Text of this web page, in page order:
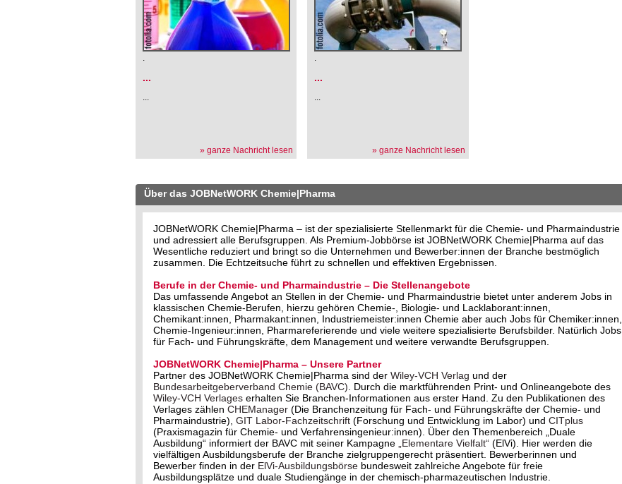
.
...
...
» ganze Nachricht lesen
.
...
...
» ganze Nachricht lesen
Über das JOBNetWORK Chemie|Pharma
JOBNetWORK Chemie|Pharma – ist der spezialisierte Stellenmarkt für die Chemie- und Pharmaindustrie
und adressiert alle Berufsgruppen. Als Premium-Jobbörse ist JOBNetWORK Chemie|Pharma auf das
Wesentliche reduziert und bringt so die Unternehmen und Bewerber:innen der Branche bestmöglich
zusammen. Die Echtzeitsuche führt zu schnellen und effektiven Ergebnissen.
Berufe in der Chemie- und Pharmaindustrie – Die Stellenangebote
Das umfassende Angebot an Stellen in der Chemie- und Pharmaindustrie bietet unter anderem Jobs in
klassischen Chemie-Berufen, hierzu gehören Chemie-, Biologie- und Lacklaborant:innen,
Chemikant:innen, Pharmakant:innen, Industriemeister:innen Chemie aber auch Jobs für Chemiker:innen,
Chemie-Ingenieur:innen, Pharmareferierende und viele weitere spezialisierte Berufsbilder. Natürlich Jobs
für Fach- und Führungskräfte, dem Management und weitere verwandte Berufsgruppen.
JOBNetWORK Chemie|Pharma – Unsere Partner
Partner des JOBNetWORK Chemie|Pharma sind der Wiley-VCH Verlag und der
Bundesarbeitgeberverband Chemie (BAVC). Durch die marktführenden Print- und Onlineangebote des
Wiley-VCH Verlages erhalten Sie Branchen-Informationen aus erster Hand. Zu den Publikationen des
Verlages zählen CHEManager (Die Branchenzeitung für Fach- und Führungskräfte der Chemie- und
Pharmaindustrie), GIT Labor-Fachzeitschrift (Forschung und Entwicklung im Labor) und CITplus
(Praxismagazin für Chemie- und Verfahrensingenieur:innen). Über den Themenbereich „Duale
Ausbildung“ informiert der BAVC mit seiner Kampagne „Elementare Vielfalt“ (ElVi). Hier werden die
vielfältigen Ausbildungsberufe der Branche zielgruppengerecht präsentiert. Bewerberinnen und
Bewerber finden in der ElVi-Ausbildungsbörse bundesweit zahlreiche Angebote für freie
Ausbildungsplätze und duale Studiengänge in der chemisch-pharmazeutischen Industrie.